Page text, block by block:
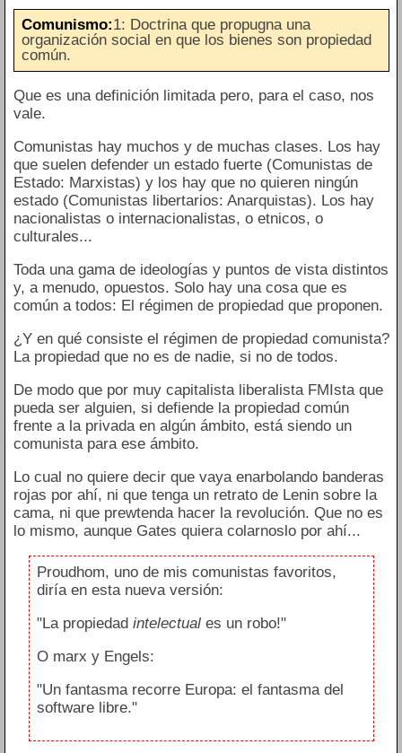
Comunismo:1: Doctrina que propugna una
organización social en que los bienes son propiedad
común.
Que es una definición limitada pero, para el caso, nos
vale.
Comunistas hay muchos y de muchas clases. Los hay
que suelen defender un estado fuerte (Comunistas de
Estado: Marxistas) y los hay que no quieren ningún
estado (Comunistas libertarios: Anarquistas). Los hay
nacionalistas o internacionalistas, o etnicos, o
culturales...
Toda una gama de ideologías y puntos de vista distintos
y, a menudo, opuestos. Solo hay una cosa que es
común a todos: El régimen de propiedad que proponen.
¿Y en qué consiste el régimen de propiedad comunista?
La propiedad que no es de nadie, si no de todos.
De modo que por muy capitalista liberalista FMIsta que
pueda ser alguien, si defiende la propiedad común
frente a la privada en algún ámbito, está siendo un
comunista para ese ámbito.
Lo cual no quiere decir que vaya enarbolando banderas
rojas por ahí, ni que tenga un retrato de Lenin sobre la
cama, ni que prewtenda hacer la revolución. Que no es
lo mismo, aunque Gates quiera colarnoslo por ahí...
Proudhom, uno de mis comunistas favoritos,
diría en esta nueva versión:
"La propiedad intelectual es un robo!"
O marx y Engels:
"Un fantasma recorre Europa: el fantasma del
software libre."